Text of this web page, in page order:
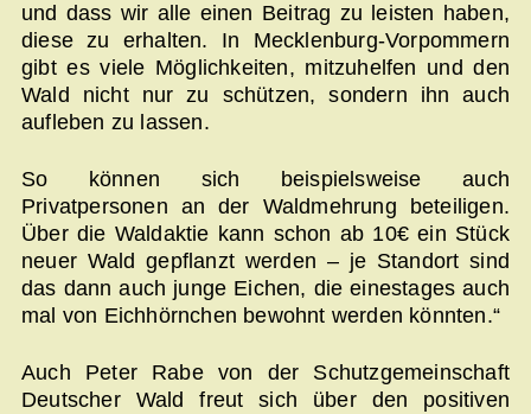
und dass wir alle einen Beitrag zu leisten haben,
diese zu erhalten. In Mecklenburg-Vorpommern
gibt es viele Möglichkeiten, mitzuhelfen und den
Wald nicht nur zu schützen, sondern ihn auch
aufleben zu lassen.
So können sich beispielsweise auch
Privatpersonen an der Waldmehrung beteiligen.
Über die Waldaktie kann schon ab 10€ ein Stück
neuer Wald gepflanzt werden – je Standort sind
das dann auch junge Eichen, die einestages auch
mal von Eichhörnchen bewohnt werden könnten.“
Auch Peter Rabe von der Schutzgemeinschaft
Deutscher Wald freut sich über den positiven